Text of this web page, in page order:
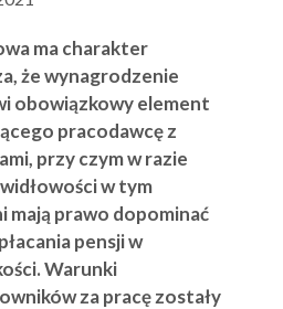
ma charakter
że wynagrodzenie
obowiązkowy element
pracodawcę z
przy czym w razie
w tym
mają prawo dopominać
pensji w
Warunki
za pracę zostały